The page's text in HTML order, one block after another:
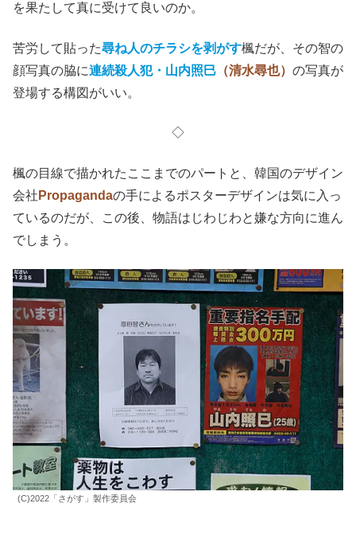
を果たして真に受けて良いのか。
苦労して貼った尋ね人のチラシを剥がす楓だが、その智の
顔写真の脇に連続殺人犯・山内照巳 （清水尋也） の写真が
登場する構図がいい。
◇
楓の目線で描かれたここまでのパートと、韓国のデザイン
会社 Propagandaの手によるポスターデザインは気に入っ
ているのだが、この後、物語はじわじわと嫌な方向に進ん
でしまう。
(C)2022「さがす」製作委員会